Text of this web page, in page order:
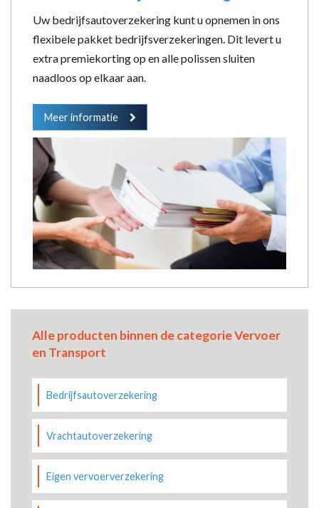
Uw bedrijfsautoverzekering kunt u opnemen in ons
flexibele pakket bedrijfsverzekeringen. Dit levert u
extra premiekorting op en alle polissen sluiten
naadloos op elkaar aan.
Meer informatie
Alle producten binnen de categorie Vervoer
en Transport
Bedrijfsautoverzekering
Vrachtautoverzekering
Eigen vervoerverzekering